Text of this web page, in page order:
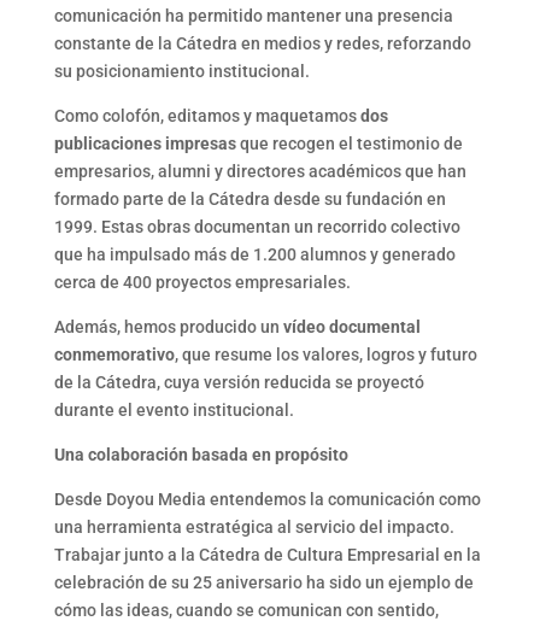
comunicación ha permitido mantener una presencia
constante de la Cátedra en medios y redes, reforzando
su posicionamiento institucional.
Como colofón, editamos y maquetamosdos
publicaciones impresasque recogen el testimonio de
empresarios, alumni y directores académicos que han
formado parte de la Cátedra desde su fundación en
1999. Estas obras documentan un recorrido colectivo
que ha impulsado más de 1.200 alumnos y generado
cerca de 400 proyectos empresariales.
Además, hemos producido un vídeo documental
conmemorativo, que resume los valores, logros y futuro
de la Cátedra, cuya versión reducida se proyectó
durante el evento institucional.
Una colaboración basada en propósito
Desde Doyou Media entendemos la comunicación como
una herramienta estratégica al servicio del impacto.
Trabajar junto a la Cátedra de Cultura Empresarial en la
celebración de su 25 aniversario ha sido un ejemplo de
cómo las ideas, cuando se comunican con sentido,